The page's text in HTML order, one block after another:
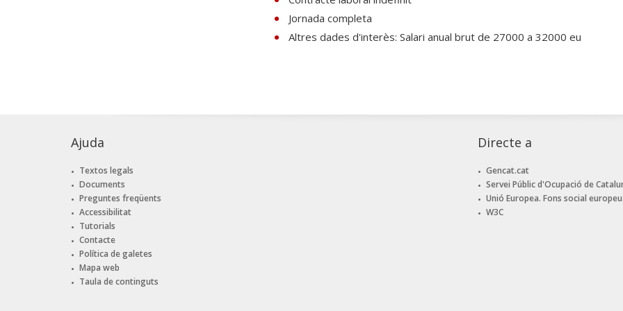
Jornada completa
Altres dades d'interès: Salari anual brut de 27000 a 32000 eu
Ajuda
Textos legals
Documents
Preguntes freqüents
Accessibilitat
Tutorials
Contacte
Política de galetes
Mapa web
Taula de continguts
Directe a
Gencat.cat
Servei Públic d'Ocupació de
Unió Europea. Fons social europeu.
W3C